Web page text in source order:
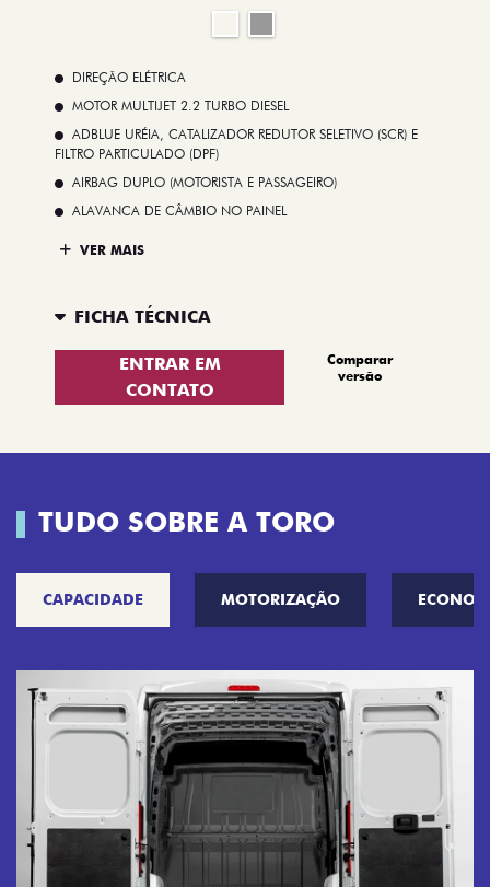
DIREÇÃO ELÉTRICA
MOTOR MULTIJET 2.2 TURBO DIESEL
ADBLUE URÉIA, CATALIZADOR REDUTOR SELETIVO (SCR) E
FILTRO PARTICULADO (DPF)
AIRBAG DUPLO (MOTORISTA E PASSAGEIRO)
ALAVANCA DE CÂMBIO NO PAINEL
VER MAIS
FICHA TÉCNICA
ENTRAR EM
CONTATO
Comparar
versão
TUDO SOBRE A TORO
CAPACIDADE MOTORIZAÇÃO